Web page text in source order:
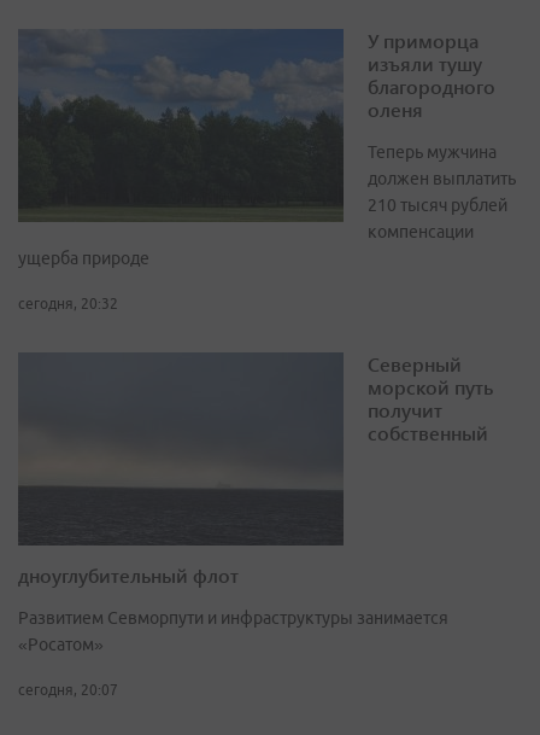
У приморца
изъяли тушу
благородного
оленя
Теперь мужчина
должен выплатить
210 тысяч рублей
компенсации
ущерба природе
сегодня, 20:32
Северный
морской путь
получит
собственный
дноуглубительный флот
Развитием Севморпути и инфраструктуры занимается
«Росатом»
сегодня, 20:07